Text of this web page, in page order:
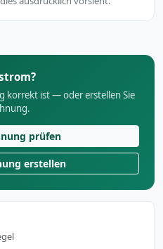
korrekt ist — oder erstellen Sie
prüfen
erstellen